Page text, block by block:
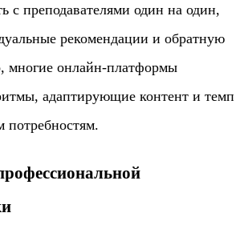
с преподавателями один на один,
рекомендации и обратную
многие онлайн-платформы
адаптирующие контент и темп
потребностям.